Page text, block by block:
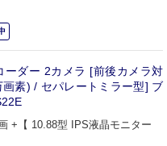
ーダー 2カメラ [前後カメラ対
素) / セパレートミラー型] ブ
+【 10.88型 IPS液晶モニター